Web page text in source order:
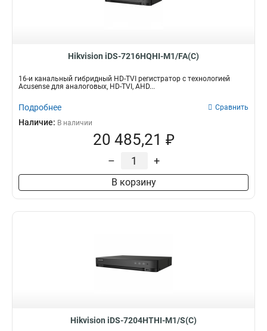
Hikvision iDS-7216HQHI-M1/FA(C)
16-и канальный гибридный HD-TVI регистратор с технологией
Acusense для аналоговых, HD-TVI, AHD...
Подробнее Сравнить
Наличие: В наличии
20 485,21 ₽
– +
В корзину
Hikvision iDS-7204HTHI-M1/S(C)